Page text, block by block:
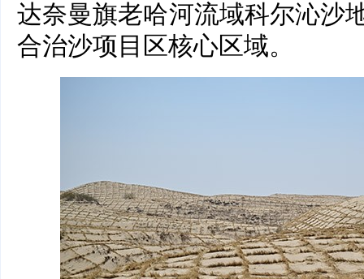
达奈曼旗老哈河流域科尔沁沙
合治沙项目区核心区域。